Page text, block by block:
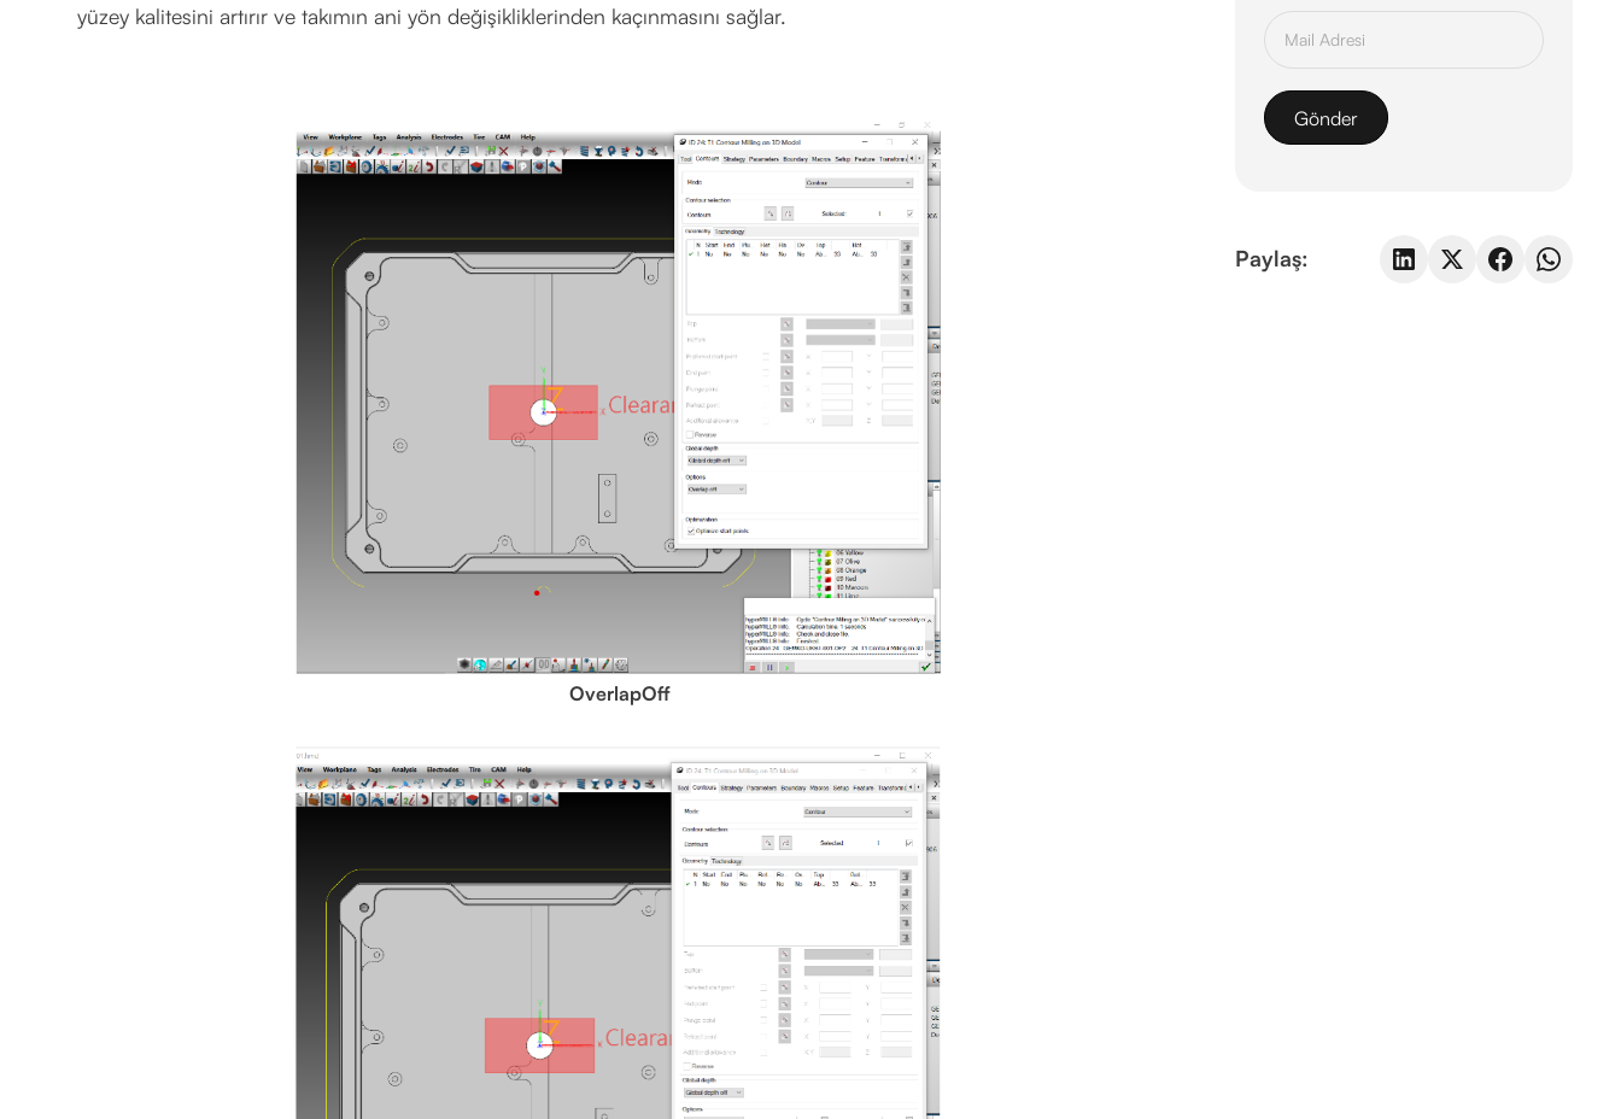
yüzey kalitesini artırır ve takımın ani yön değişikliklerinden kaçınmasını sağlar.
OverlapOff
Paylaş: